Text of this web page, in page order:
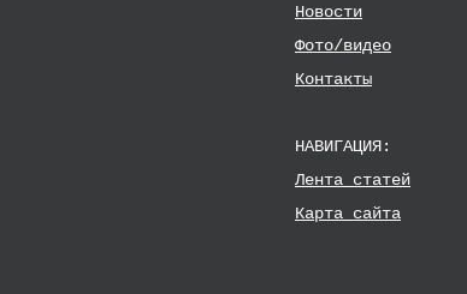
Новости
Фото/видео
Контакты
НАВИГАЦИЯ:
Лента статей
Карта сайта